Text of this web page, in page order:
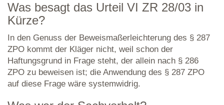
Was besagt das Urteil VI ZR 28/03 in
Kürze?
In den Genuss der Beweismaßerleichterung des § 287
ZPO kommt der Kläger nicht, weil schon der
Haftungsgrund in Frage steht, der allein nach § 286
ZPO zu beweisen ist; die Anwendung des § 287 ZPO
auf diese Frage wäre systemwidrig.